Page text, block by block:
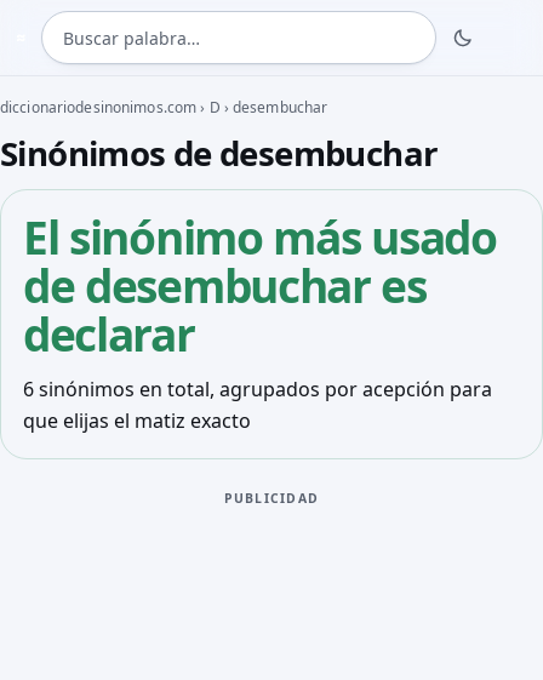
Buscar palabra
diccionariodesinonimos.com› D › desembuchar
Sinónimos de desembuchar
El sinónimo más usado
de desembuchar es
declarar
6 sinónimos en total, agrupados por acepción para
que elijas el matiz exacto
PUBLICIDAD